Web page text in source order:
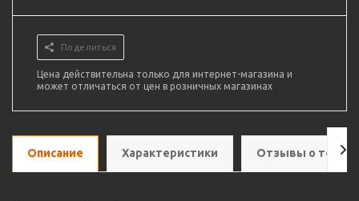
Поделиться
Цена действительна только для интернет-магазина и
может отличаться от цен в розничных магазинах
Описание Характеристики Отзывы о